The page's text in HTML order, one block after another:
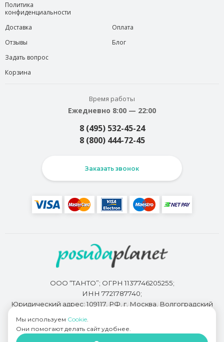
Политика
конфиденциальности
Доставка
Отзывы
Задать вопрос
Корзина
Оплата
Блог
Время работы
Ежедневно 8:00 — 22:00
8 (495) 532-45-24
8 (800) 444-72-45
Заказать звонок
ООО “ТАНТО”; ОГРН 1137746205255;
ИНН 7721787740;
Юридический адрес: 109117, РФ, г. Москва, Волгоградский
Мы используем Cookie.
Они помогают делать сайт удобнее.